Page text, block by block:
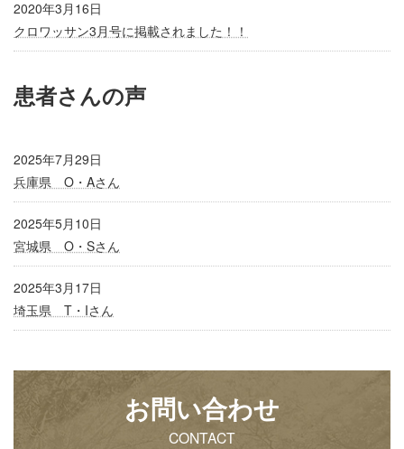
2020年3月16日
クロワッサン3月号に掲載されました！！
患者さんの声
2025年7月29日
兵庫県 O・Aさん
2025年5月10日
宮城県 O・Sさん
2025年3月17日
埼玉県 T・Iさん
お問い合わせ
CONTACT